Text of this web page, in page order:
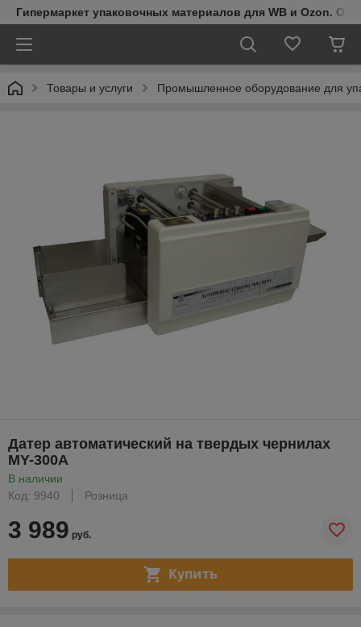
Гипермаркет упаковочных материалов для WB и Ozon.
Товары и услуги Промышленное оборудование для
Датер автоматический на твердых чернилах
MY-300A
В наличии
Код: 9940
Розница
3 989 руб.
Купить